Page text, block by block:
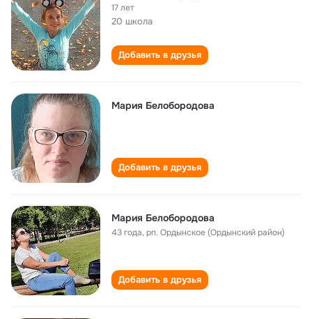
17 лет
20 школа
Добавить в друзья
Мария Белобородова
Добавить в друзья
Мария Белобородова
43 года,рп. Ордынское (Ордынский район)
Добавить в друзья